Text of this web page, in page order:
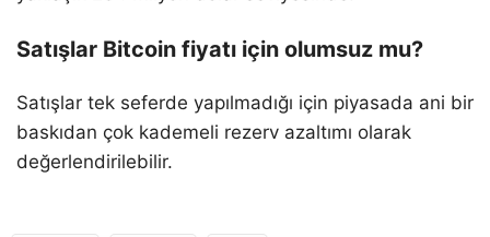
Satışlar Bitcoin fiyatı için olumsuz mu?
Satışlar tek seferde yapılmadığı için piyasada ani bir
baskıdan çok kademeli rezerv azaltımı olarak
değerlendirilebilir.